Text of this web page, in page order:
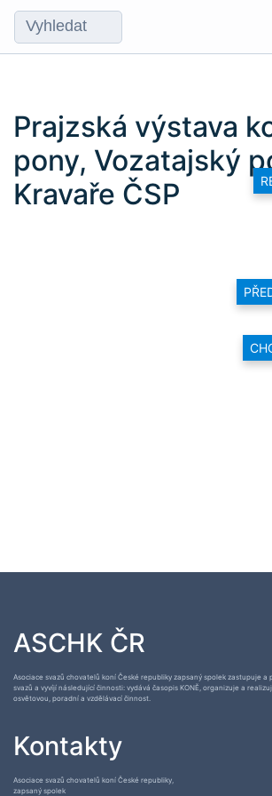
Prajzská výstava
pony, Vozatajský
Kravaře ČSP
ASCHK ČR
Asociace svazů chovatelů koní České republiky zapsaný spolek zastupuje a
svazů a vyvíjí následující činnosti: vydává časopis KONĚ, organizuje a
osvětovou, poradní a vzdělávací činnost.
Kontakty
Asociace svazů chovatelů koní České republiky,
zapsaný spolek